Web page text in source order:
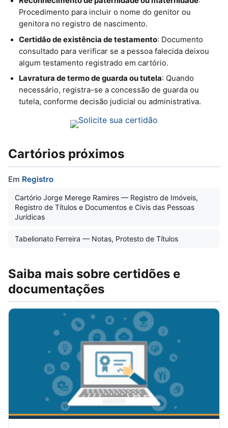
Procedimento para incluir o nome do genitor ou
genitora no registro de nascimento.
Certidão de existência de testamento: Documento
consultado para verificar se a pessoa falecida deixou
algum testamento registrado em cartório.
Lavratura de termo de guarda ou tutela: Quando
necessário, registra-se a concessão de guarda ou
tutela, conforme decisão judicial ou administrativa.
Cartórios próximos
Em Registro
Cartório Jorge Merege Ramires — Registro de Imóveis,
Registro de Títulos e Documentos e Civis das Pessoas
Jurídicas
Tabelionato Ferreira — Notas, Protesto de Títulos
Saiba mais sobre certidões e
documentações